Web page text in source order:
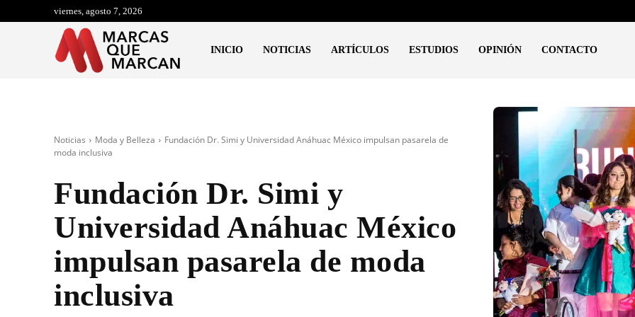
viernes, agosto 7, 2026
INICIO NOTICIAS ARTÍCULOS ESTUDIOS OPINIÓN CONTACTO
Noticias Moda y Belleza
Fundación Dr. Simi y Universidad Anáhuac México impulsan pasarela de
moda inclusiva
Fundación Dr. Simi y
Universidad Anáhuac México
impulsan pasarela de moda
inclusiva